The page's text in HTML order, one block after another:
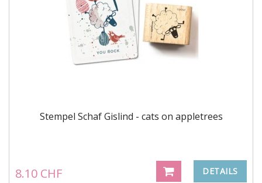
Stempel Schaf Gislind - cats on appletrees
8.10 CHF DETAILS